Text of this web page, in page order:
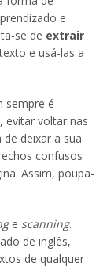
e
se de extrair
e usá-las a
sempre é
evitar voltar nas
deixar a sua
confusos
Assim, poupa-
e scanning.
de inglês,
de qualquer